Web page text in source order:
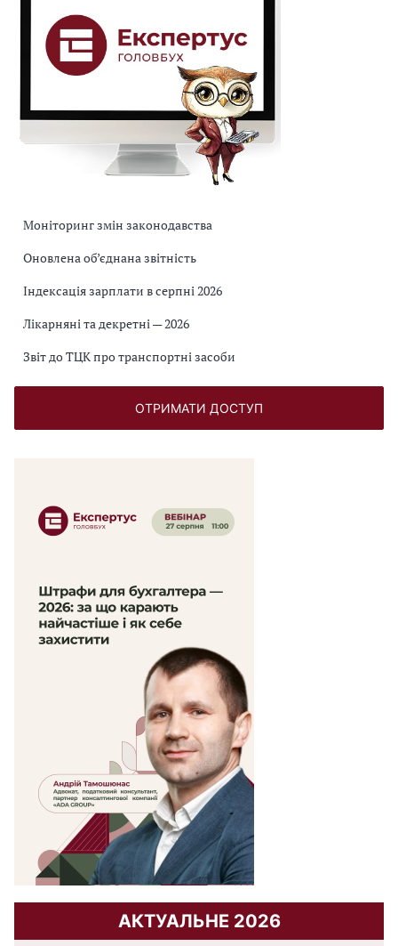
Моніторинг змін законодавства
Оновлена об’єднана звітність
Індексація зарплати в серпні 2026
Лікарняні та декретні — 2026
Звіт до ТЦК про транспортні засоби
ОТРИМАТИ ДОСТУП
АКТУАЛЬНЕ 2026